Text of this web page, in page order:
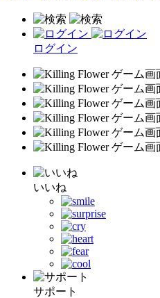
ログイン
いいね
サポート